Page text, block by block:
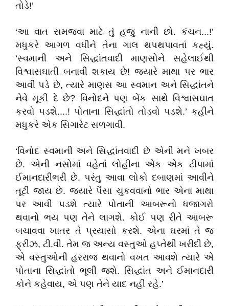
તોડે!’
‘આ વાત સમજવા માટે તું હજુ નાની છો. કંચન...!’
મધુકરે આગળ વધીને તેના ગાલ થપથપાવતાં કહ્યું.
‘સ્વમાની અને સિદ્ધાંતવાદી માણસોને સહેલાઈથી
વિશ્વાસઘાતી બનાવી શકાય છે! જ્યારે માથા પર ભાર
આવી પડે છે, ત્યારે માણસ આ સ્વમાન અને સિદ્ધાંતને
નેવે મૂકી દે છે? વિનોદને પણ બેંક સાથે વિશ્વાસઘાત
કરવો પડશે....! પોતાના સિદ્ધાંતો તોડવો પડશે.’ કહીને
મધુકરે એક સિગારેટ સળગાવી.
‘વિનોદ સ્વમાની અને સિદ્ધાંતવાદી છે એની મને ખબર
છે. એની નસોમાં વહેતાં લોહીના એક એક ટીપામાં
ઈમાનદારીભરી છે. પરંતુ આવા લોકો દબાણમાં આવીને
તૂટી જાય છે. જ્યારે પૈસા ચુકવવાનો ભાર એના માથા
પર આવી પડશે ત્યારે પોતાની આબરૂનો ધજાગરો
થવાનો ભય પણ તેને લાગશે. કોઈ પણ રીતે આબરૂ
બચાવવા ખાતર તે પ્રયાસો કરશે. એના ઘરમાં તે જ
ફ્રીઝ, ટી.વી. તેમ જ અન્ય વસ્તુઓ હપ્તેથી ખરીદી છે,
એ વસ્તુઓની હરરાજ થવાનો વખત આવશે ત્યારે એ
પોતાના સિદ્ધાંતો ભૂલી જશે. સિદ્ધાંત અને ઈમાનદારી
કોને કહેવાય, એ પણ તેને યાદ નહીં રહે.’